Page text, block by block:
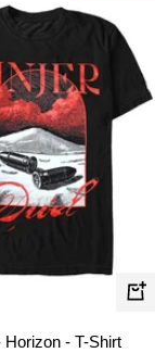
Horizon - T-Shirt